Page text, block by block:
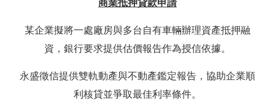
商業抵押貸款申請
某企業擬將一處廠房與多台自有車輛辦理資產抵押融
資，銀行要求提供估價報告作為授信依據。
永盛徵信提供雙軌動產與不動產鑑定報告，協助企業順
利核貸並爭取最佳利率條件。